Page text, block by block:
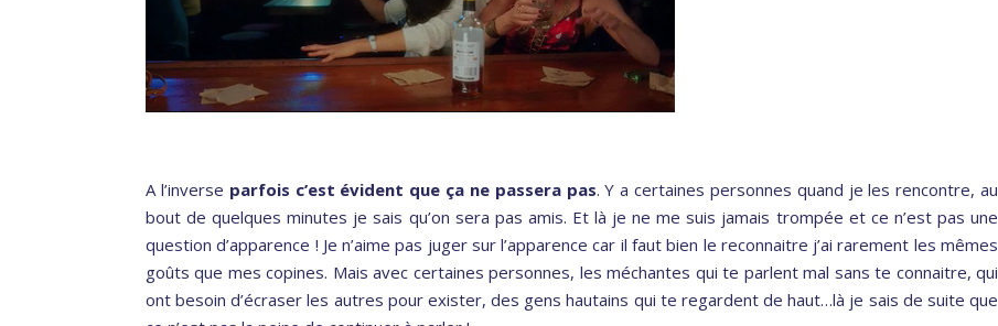
A l’inverse parfois c’est évident que ça ne passera pas. Y a certaines personnes quand je les rencontre, au
bout de quelques minutes je sais qu’on sera pas amis. Et là je ne me suis jamais trompée et ce n’est pas une
question d’apparence ! Je n’aime pas juger sur l’apparence car il faut bien le reconnaitre j’ai rarement les mêmes
goûts que mes copines. Mais avec certaines personnes, les méchantes qui te parlent mal sans te connaitre, qui
ont besoin d’écraser les autres pour exister, des gens hautains qui te regardent de haut…là je sais de suite que